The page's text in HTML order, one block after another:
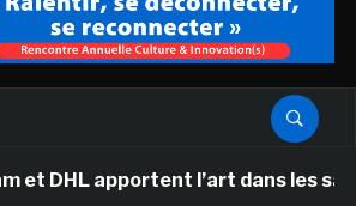
DHL apportent l’art dans les salles